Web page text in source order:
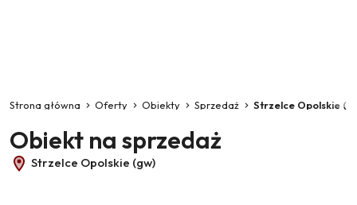
Strona główna Oferty Obiekty Sprzedaż Strzelce Opolskie
Obiekt na sprzedaż
Strzelce Opolskie (gw)